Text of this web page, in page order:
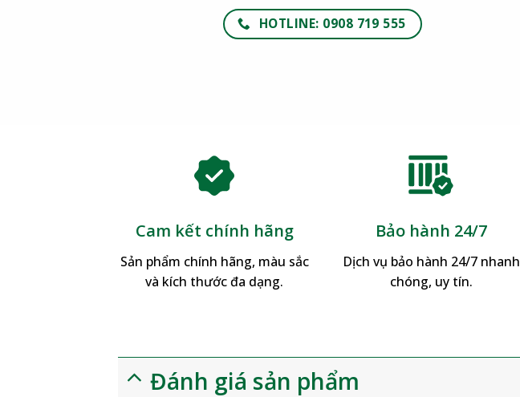
HOTLINE: 0908 719 555
Cam kết chính hãng
Sản phẩm chính hãng, màu sắc
và kích thước đa dạng.
Bảo hành 24/7
Dịch vụ bảo hành 24/7 nhanh
chóng, uy tín.
Đánh giá sản phẩm